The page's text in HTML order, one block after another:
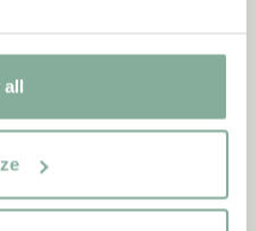
all
stark
väldigt